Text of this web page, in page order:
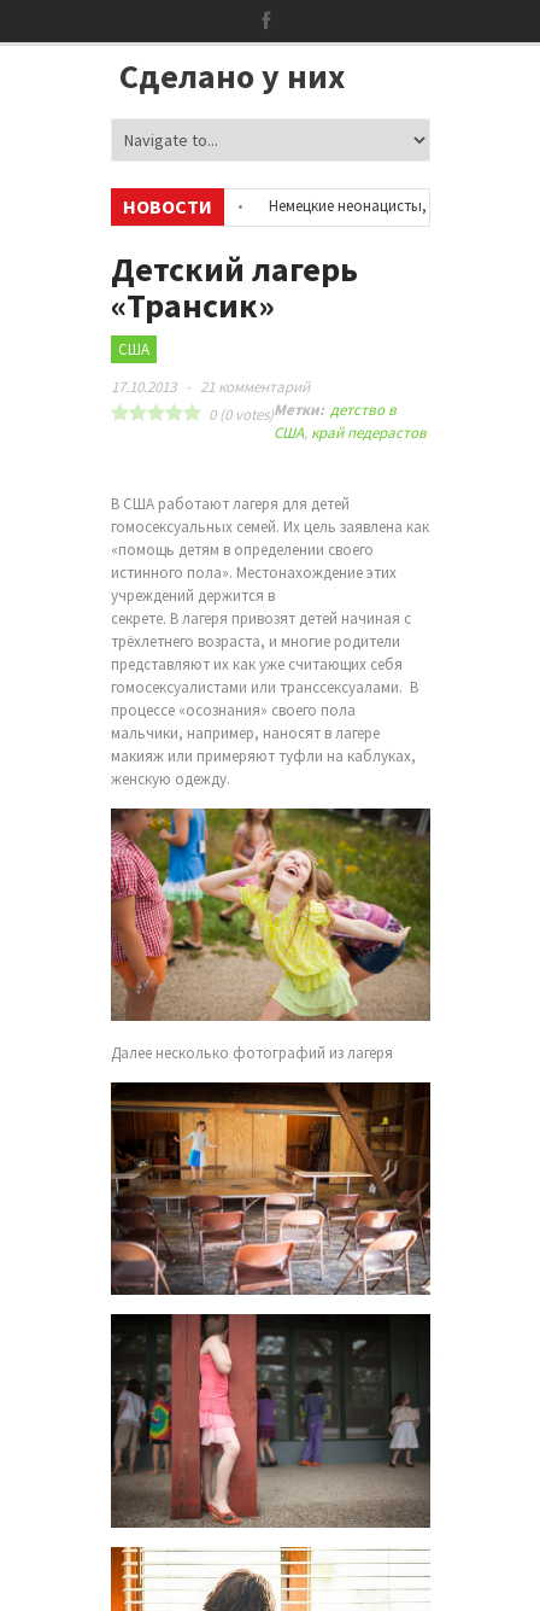
Сделано у них
НОВОСТИ
в соцсетях •
Немецкие неонацисты, летевшие на отдых
Сотни бездомных мигрантов оккупировали аэропорт в Париже
Детский лагерь
«Трансик»
США
17.10.2013 - 21 комментарий
0(0votes)Метки: детство в
США, край педерастов
В США работают лагеря для детей
гомосексуальных семей. Их цель заявлена как
«помощь детям в определении своего
истинного пола». Местонахождение этих
учреждений держится в
секрете. В лагеря привозят детей начиная с
трёхлетнего возраста, и многие родители
представляют их как уже считающих себя
гомосексуалистами или транссексуалами. В
процессе «осознания» своего пола
мальчики, например, наносят в лагере
макияж или примеряют туфли на каблуках,
женскую одежду.
Далее несколько фотографий из лагеря